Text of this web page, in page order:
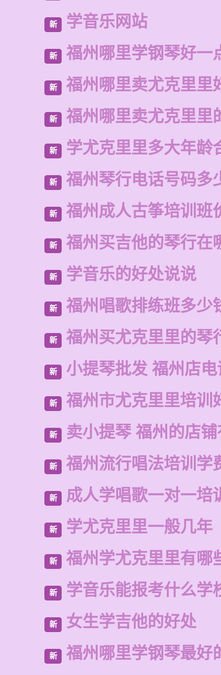
新 学音乐网站
新 福州哪里学钢琴好一
新 福州哪里卖尤克里里
新 福州哪里卖尤克里里
新 学尤克里里多大年龄
新 福州琴行电话号码多
新 福州成人古筝培训班
新 福州买吉他的琴行在
新 学音乐的好处说说
新 福州唱歌排练班多少
新 福州买尤克里里的琴
新 小提琴批发 福州店
新 福州市尤克里里培训
新 卖小提琴 福州的店
新 福州流行唱法培训学
新 成人学唱歌一对一培
新 学尤克里里一般几年
新 福州学尤克里里有哪
新 学音乐能报考什么学
新 女生学吉他的好处
新 福州哪里学钢琴最好